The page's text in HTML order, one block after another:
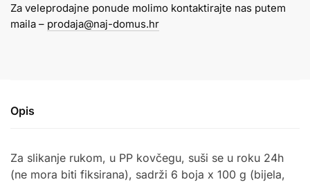
1/6
Primo
Za veleprodajne ponude molimo kontaktirajte nas putem
maila – prodaja@naj-domus.hr
Opis
Za slikanje rukom, u PP kovčegu, suši se u roku 24h
(ne mora biti fiksirana), sadrži 6 boja x 100 g (bijela,